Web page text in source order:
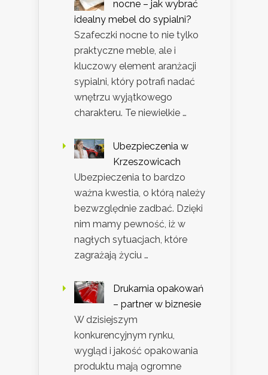
nocne – jak wybrać
idealny mebel do sypialni?
Szafeczki nocne to nie tylko
praktyczne meble, ale i
kluczowy element aranżacji
sypialni, który potrafi nadać
wnętrzu wyjątkowego
charakteru. Te niewielkie …
Ubezpieczenia w
Krzeszowicach
Ubezpieczenia to bardzo
ważna kwestia, o którą należy
bezwzględnie zadbać. Dzięki
nim mamy pewność, iż w
nagłych sytuacjach, które
zagrażają życiu …
Drukarnia opakowań
– partner w biznesie
W dzisiejszym
konkurencyjnym rynku,
wygląd i jakość opakowania
produktu mają ogromne